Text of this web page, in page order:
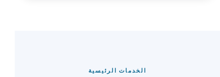
الخدمات الرئيسية